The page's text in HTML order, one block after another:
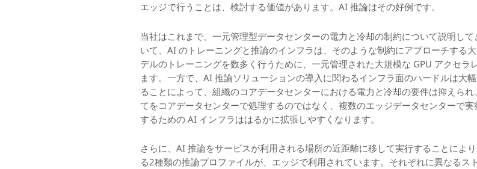
エッジで行うことは、検討する価値があります。AI 推論はその好例です。
当社はこれまで、一元管理型データセンターの電力と冷却の制約について説明し
いて、AI のトレーニングと推論のインフラは、そのような制約にアプローチする
デルのトレーニングを数多く行うために、一元管理された大規模な GPU アクセ
ます。一方で、AI 推論ソリューションの導入に関わるインフラ面のハードルは大
ることによって、組織のコアデータセンターにおける電力と冷却の要件は抑えら
てをコアデータセンターで処理するのではなく、複数のエッジデータセンターで
するための AI インフラははるかに拡張しやすくなります。
さらに、AI 推論をサービスが利用される場所の近距離に移して実行することによ
る2種類の推論プロファイルが、エッジで利用されています。それぞれに異なるス